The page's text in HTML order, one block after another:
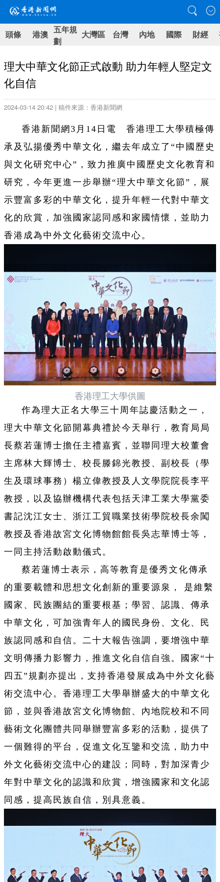
頭條 港澳 五年規
劃
大灣區 台灣 內地 國際 財經
理大中華文化節正式啟動 助力年輕人堅定文
化自信
2024-03-14 20:42 | 稿件來源：香港新聞網
香港新聞網3月14日電 香港理工大學積極傳
承及弘揚優秀中華文化，繼去年成立了“中國歷史
與文化研究中心”，致力推廣中國歷史文化教育和
研究，今年更進一步舉辦“理大中華文化節”，展
示豐富多彩的中華文化，提升年輕一代對中華文
化的欣賞，加強國家認同感和家國情懷，並助力
香港成為中外文化藝術交流中心。
香港理工大學供圖
作為理大正名大學三十周年誌慶活動之一，
理大中華文化節開幕典禮於今天舉行，教育局局
長蔡若蓮博士擔任主禮嘉賓，並聯同理大校董會
主席林大輝博士、校長滕錦光教授、副校長（學
生及環球事務）楊立偉教授及人文學院院長李平
教授，以及協辦機構代表包括天津工業大學黨委
書記沈江女士、浙江工貿職業技術學院校長余闖
教授及香港故宮文化博物館館長吳志華博士等，
一同主持活動啟動儀式。
蔡若蓮博士表示，高等教育是優秀文化傳承
的重要載體和思想文化創新的重要源泉， 是維繫
國家、民族團結的重要根基；學習、認識、傳承
中華文化，可加強青年人的國民身份、文化、民
族認同感和自信。二十大報告強調，要增強中華
文明傳播力影響力，推進文化自信自強。國家“十
四五”規劃亦提出，支持香港發展成為中外文化藝
術交流中心。香港理工大學舉辦盛大的中華文化
節，並與香港故宮文化博物館、內地院校和不同
藝術文化團體共同舉辦豐富多彩的活動，提供了
一個難得的平台，促進文化互鑒和交流，助力中
外文化藝術交流中心的建設；同時，對加深青少
年對中華文化的認識和欣賞，增強國家和文化認
同感，提高民族自信，別具意義。